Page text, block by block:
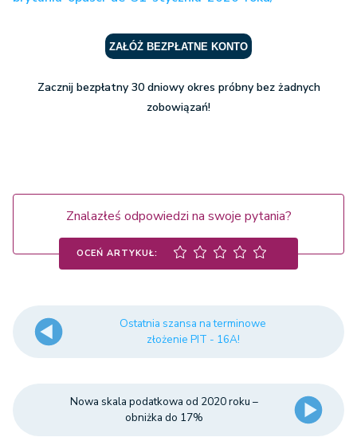
ZAŁÓŻ BEZPŁATNE KONTO
Zacznij bezpłatny 30 dniowy okres próbny bez żadnych
zobowiązań!
Znalazłeś odpowiedzi na swoje pytania?
OCEŃ ARTYKUŁ:
Ostatnia szansa na terminowe
złożenie PIT - 16A!
Nowa skala podatkowa od 2020 roku –
obniżka do 17%